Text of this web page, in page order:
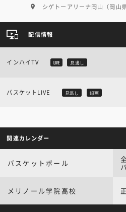
シゲトーアリーナ岡山（岡山
配信情報
インハイTV LIVE 見逃し
バスケットLIVE 見逃し 録画
関連カレンダー
バスケットボール
メリノール学院高校